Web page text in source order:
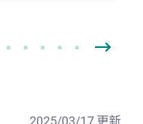
2025/03/17 更新